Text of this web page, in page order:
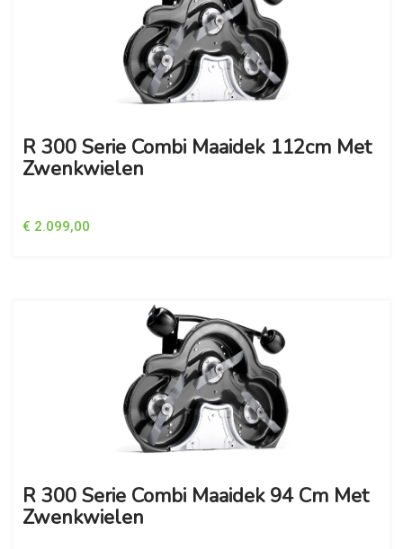
R 300 Serie Combi Maaidek 112cm Met
Zwenkwielen
€ 2.099,00
R 300 Serie Combi Maaidek 94 Cm Met
Zwenkwielen